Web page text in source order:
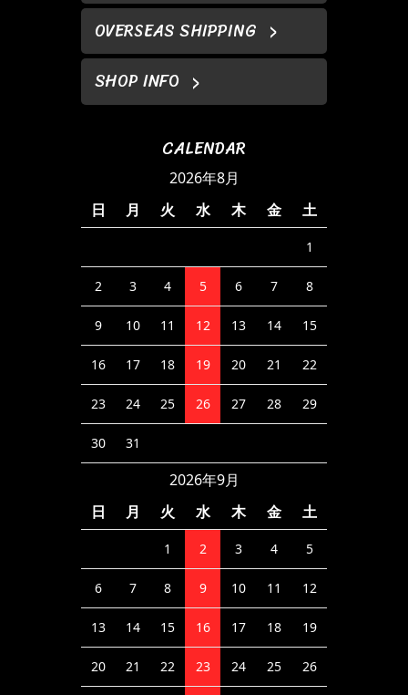
OVERSEAS SHIPPING
SHOP INFO
CALENDAR
2026年8月
日
月 火 水 木 金 土
1
2 3 4 5 6 7 8
9 10 11 12 13 14 15
16 17 18 19 20 21 22
23 24 25 26 27 28 29
30 31
2026年9月
日
月 火 水 木 金 土
1 2 3 4 5
6 7 8 9 10 11 12
13 14 15 16 17 18 19
20 21 22 23 24 25 26